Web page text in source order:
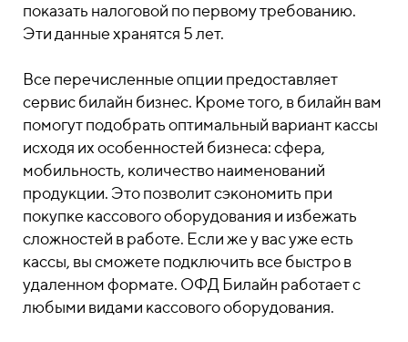
показать налоговой по первому требованию.
Эти данные хранятся 5 лет.
Все перечисленные опции предоставляет
сервис билайн бизнес. Кроме того, в билайн вам
помогут подобрать оптимальный вариант кассы
исходя их особенностей бизнеса: сфера,
мобильность, количество наименований
продукции. Это позволит сэкономить при
покупке кассового оборудования и избежать
сложностей в работе. Если же у вас уже есть
кассы, вы сможете подключить все быстро в
удаленном формате. ОФД Билайн работает с
любыми видами кассового оборудования.